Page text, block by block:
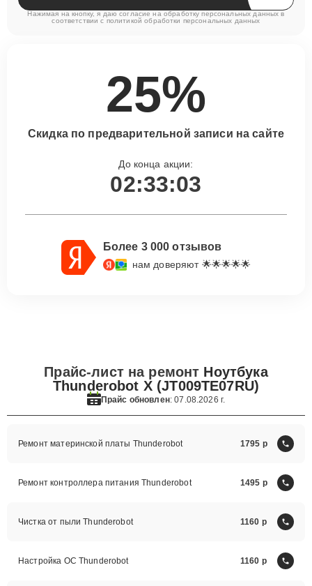
Нажимая на кнопку, я даю согласие на обработку персональных данных в
соответствии с политикой обработки персональных данных
25%
Скидка по предварительной записи на сайте
До конца акции:
02:33:02
Более 3 000 отзывов
нам доверяют 🌟🌟🌟🌟🌟
Прайс-лист на ремонт Ноутбука
Thunderobot X (JT009TE07RU)
Прайс обновлен: 07.08.2026 г.
Ремонт материнской платы Thunderobot 1795
Ремонт контроллера питания Thunderobot 1495
Чистка от пыли Thunderobot 1160
Настройка ОС Thunderobot 1160